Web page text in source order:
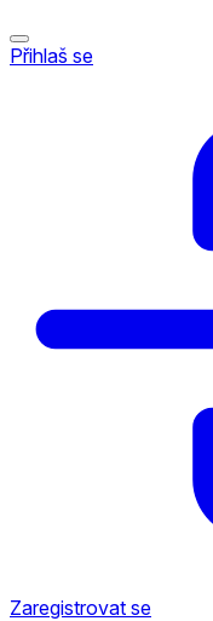
Přihlaš se
Zaregistrovat se